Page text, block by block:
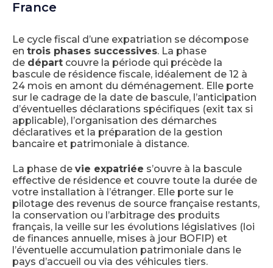
France
Le cycle fiscal d’une expatriation se décompose
en trois phases successives. La phase
de départ couvre la période qui précède la
bascule de résidence fiscale, idéalement de 12 à
24 mois en amont du déménagement. Elle porte
sur le cadrage de la date de bascule, l’anticipation
d’éventuelles déclarations spécifiques (exit tax si
applicable), l’organisation des démarches
déclaratives et la préparation de la gestion
bancaire et patrimoniale à distance.
La phase de vie expatriée s’ouvre à la bascule
effective de résidence et couvre toute la durée de
votre installation à l’étranger. Elle porte sur le
pilotage des revenus de source française restants,
la conservation ou l’arbitrage des produits
français, la veille sur les évolutions législatives (loi
de finances annuelle, mises à jour BOFIP) et
l’éventuelle accumulation patrimoniale dans le
pays d’accueil ou via des véhicules tiers.